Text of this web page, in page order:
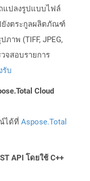
แปลงรูปแบบไฟล์
ยังตระกูลผลิตภัณฑ์
ภาพ (TIFF, JPEG,
จสอบรายการ
รับ
Cloud
ได้ที่ Aspose.Total
API โดยใช้ C++